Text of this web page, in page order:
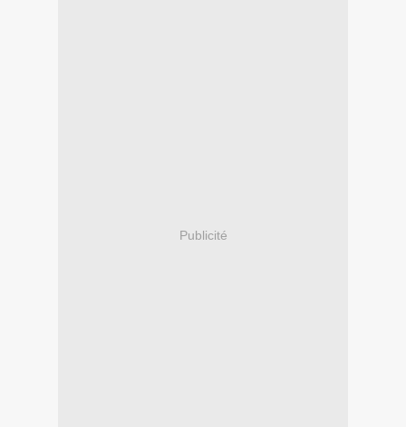
Publicité